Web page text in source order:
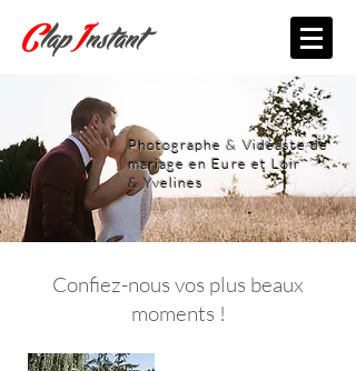
Photographe & Vidéaste de
mariage en Eure et Loir
& Yvelines
Confiez-nous vos plus beaux
moments !